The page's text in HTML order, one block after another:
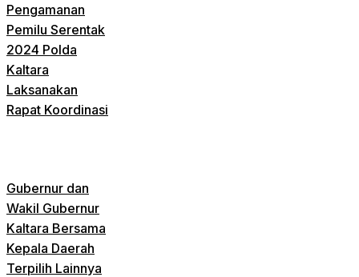
Pengamanan
Pemilu Serentak
2024 Polda
Kaltara
Laksanakan
Rapat Koordinasi
Gubernur dan
Wakil Gubernur
Kaltara Bersama
Kepala Daerah
Terpilih Lainnya